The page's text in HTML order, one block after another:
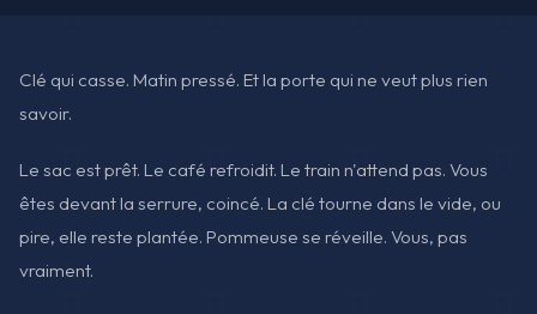
Clé qui casse. Matin pressé. Et la porte qui ne veut plus rien
savoir.
Le sac est prêt. Le café refroidit. Le train n'attend pas. Vous
êtes devant la serrure, coincé. La clé tourne dans le vide, ou
pire, elle reste plantée. Pommeuse se réveille. Vous, pas
vraiment.